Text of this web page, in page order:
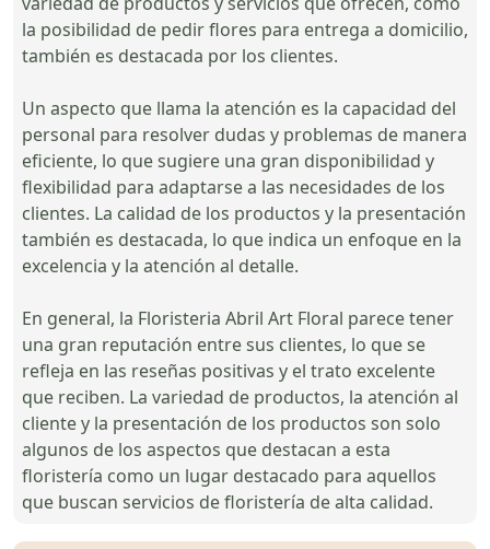
la posibilidad de pedir flores para entrega a domicilio,
también es destacada por los clientes.
Un aspecto que llama la atención es la capacidad del
personal para resolver dudas y problemas de manera
eficiente, lo que sugiere una gran disponibilidad y
flexibilidad para adaptarse a las necesidades de los
clientes. La calidad de los productos y la presentación
también es destacada, lo que indica un enfoque en la
excelencia y la atención al detalle.
En general, la Floristeria Abril Art Floral parece tener
una gran reputación entre sus clientes, lo que se
refleja en las reseñas positivas y el trato excelente
que reciben. La variedad de productos, la atención al
cliente y la presentación de los productos son solo
algunos de los aspectos que destacan a esta
floristería como un lugar destacado para aquellos
que buscan servicios de floristería de alta calidad.